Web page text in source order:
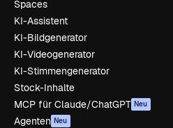
Spaces
KI-Assistent
KI-Bildgenerator
KI-Videogenerator
KI-Stimmengenerator
Stock-Inhalte
MCP für Claude/ChatGPT Neu
Agenten Neu